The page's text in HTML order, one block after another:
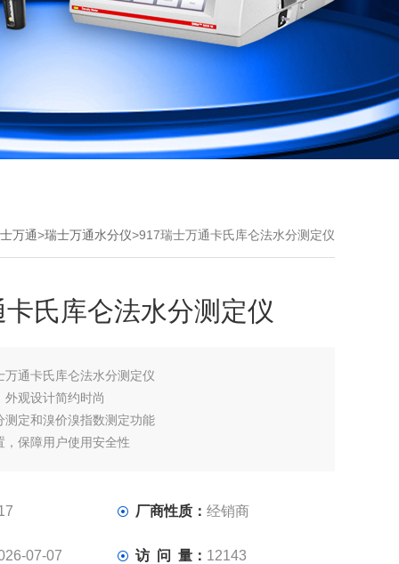
万通>瑞士万通水分仪>917瑞士万通卡氏库仑法水分测定仪
氏库仑法水分测定仪
万通卡氏库仑法水分测定仪
外观设计简约时尚
测定和溴价溴指数测定功能
，保障用户使用安全性
厂商性质：经销商
07-07 访 问 量： 12143